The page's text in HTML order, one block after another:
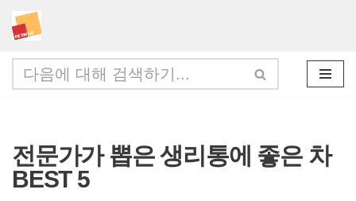
콘
텐
츠
너
뛰
전문가가 뽑은 생리통에 좋은 차
BEST 5